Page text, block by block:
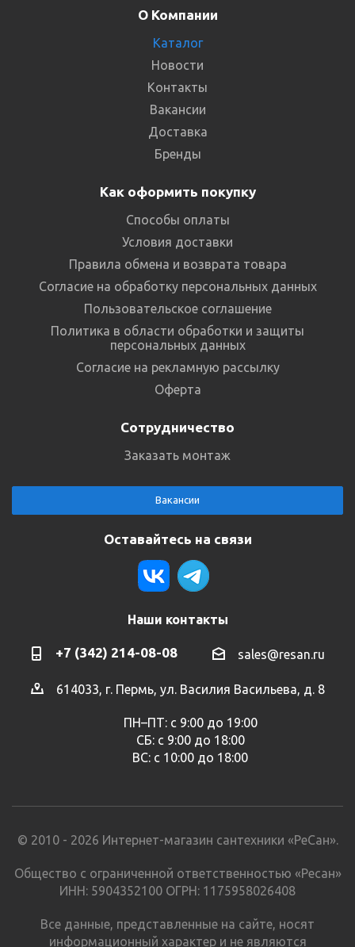
О Компании
Каталог
Новости
Контакты
Вакансии
Доставка
Бренды
Как оформить покупку
Способы оплаты
Условия доставки
Правила обмена и возврата товара
Согласие на обработку персональных данных
Пользовательское соглашение
Политика в области обработки и защиты
персональных данных
Согласие на рекламную рассылку
Оферта
Сотрудничество
Заказать монтаж
Вакансии
Оставайтесь на связи
Наши контакты
+7 (342) 214-08-08 sales@resan.ru
614033, г. Пермь, ул. Василия Васильева, д. 8
ПН–ПТ: с 9:00 до 19:00
СБ: с 9:00 до 18:00
ВС: с 10:00 до 18:00
© 2010 - 2026 Интернет-магазин сантехники «РеСан».
Общество с ограниченной ответственностью «Ресан»
ИНН: 5904352100 ОГРН: 1175958026408
Все данные, представленные на сайте, носят
информационный характер и не являются